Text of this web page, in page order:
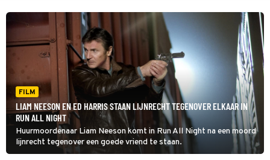
FILM
LIAM NEESON EN ED HARRIS STAAN LIJNRECHT TEGENOVER ELKAAR IN
RUN ALL NIGHT
Huurmoordenaar Liam Neeson komt in Run All Night na een moord
lijnrecht tegenover een goede vriend te staan.